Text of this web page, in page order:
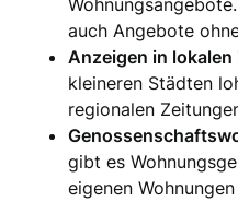
auch Angebote
Anzeigen in lokalen
kleineren Städten
regionalen
gibt es
eigenen